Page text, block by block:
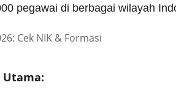
pegawai di berbagai wilayah
Utama: